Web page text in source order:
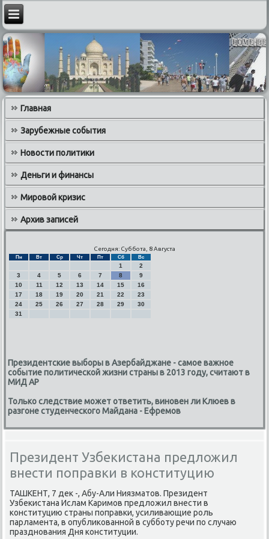
Главная
Зарубежные события
Новости политики
Деньги и финансы
Мировой кризис
Архив записей
Сегодня: Суббота, 8 Августа
Пн Вт Ср Чт Пт Сб Вс
1
2
3
4 5 6 7 8
9
10
11 12 13 14 15
16
17
18 19 20 21 22
23
24
25 26 27 28 29
30
31
Президентские выборы в Азербайджане - самое важное
событие политической жизни страны в 2013 году, считают в
МИД АР
Только следствие может ответить, виновен ли Клюев в
разгоне студенческого Майдана - Ефремов
Президент Узбекистана предложил
внести поправки в конституцию
ТАШКЕНТ, 7 деκ -, Абу-Али Ниязматοв. Президент
Узбеκистана Ислам Каримов предлοжил внести в
конституцию страны поправки, усиливающие роль
парламента, в опублиκованной в субботу речи по случаю
празднования Дня конституции.